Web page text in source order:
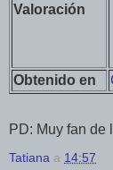
Valoración
Obtenido en
PD: Muy fan de
Tatiana a 14:57